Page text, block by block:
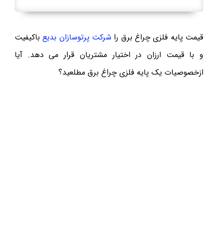
قیمت پایه فلزی چراغ برق را شرکت پرتوسازان بدیعباکیفیت
و با قیمت ارزان در اختیار مشتریان قرار می دهد. آیا
ازخصوصیات یک پایه فلزی چراغ برق مطلعید؟